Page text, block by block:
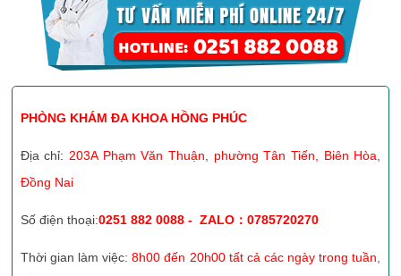
PHÒNG KHÁM ĐA KHOA HỒNG PHÚC
Địa chỉ: 203A Phạm Văn Thuận, phường Tân Tiến, Biên Hòa,
Đồng Nai
Số điện thoại:0251 882 0088 - ZALO：0785720270
Thời gian làm việc:8h00 đến 20h00 tất cả các ngày trong tuần,